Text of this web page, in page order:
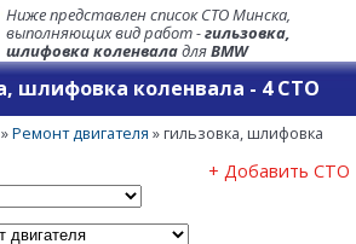
Ниже представлен список СТО Минска,
выполняющих вид работ -гильзовка,
шлифовка коленваладляBMW
шлифовка коленвала - 4 СТО
»Ремонт двигателя »гильзовка, шлифовка
+ Добавить СТО